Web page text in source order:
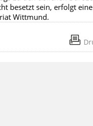
besetzt sein, erfolgt eine
Wittmund.